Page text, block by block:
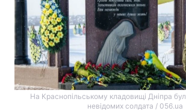
На Краснопільському кладовищі Дніпра
невідомих солдата / 056.ua